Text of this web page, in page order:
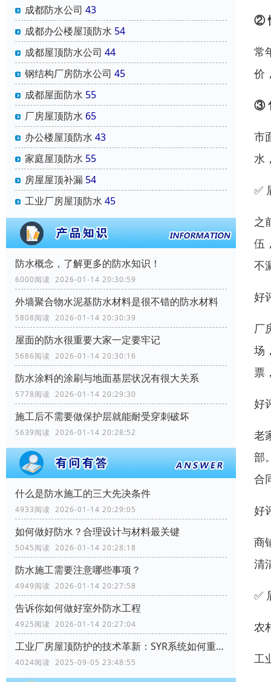
成都防水公司 43
成都办公楼屋顶防水 54
成都屋顶防水公司 44
钢结构厂房防水公司 45
成都屋面防水 55
厂房屋顶防水 65
办公楼屋顶防水 43
家庭屋顶防水 55
房屋屋顶补漏 54
工业厂房屋顶防水 45
防水概念，了解更多的防水知识！
6000阅读 2026-01-14 20:30:59
外墙聚合物水泥基防水材料是很不错的防水材料
5808阅读 2026-01-14 20:30:39
屋面的防水很重要大家一定要牢记
5686阅读 2026-01-14 20:30:16
防水涂料的涂刷与地面基层状况有很大关系
5778阅读 2026-01-14 20:29:30
施工后不需要做保护层就能耐受穿刺破坏
5639阅读 2026-01-14 20:28:52
什么是防水施工的三大先决条件
4933阅读 2026-01-14 20:29:05
如何做好防水？合理设计与材料最关键
5045阅读 2026-01-14 20:28:18
防水施工需要注意哪些事项？
4949阅读 2026-01-14 20:27:58
告诉你如何做好室外防水工程
4925阅读 2026-01-14 20:27:04
工业厂房屋顶防护的技术革新：SYR系统如何重塑行业标准
4024阅读 2025-09-05 23:48:55
②
常
价
③
市
水
✅
之
伍
不
好
厂
场
票
好
老
部
合
好
商
清
✅
农
工